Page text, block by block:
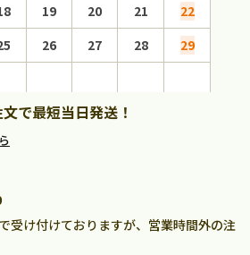
19 20 21
22
26 27 28
29
で最短当日発送！
受け付けておりますが、営業時間外の注